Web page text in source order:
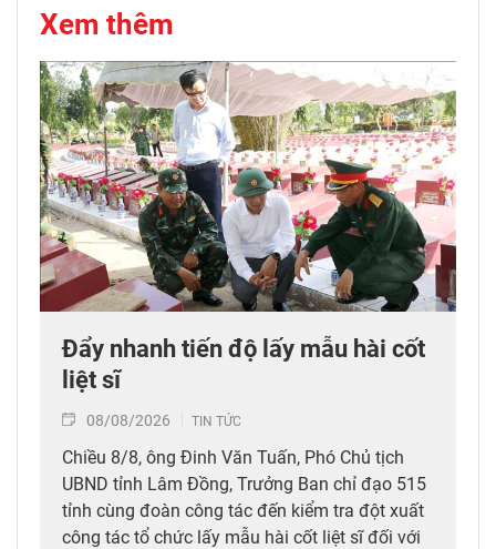
Xem thêm
Đẩy nhanh tiến độ lấy mẫu hài cốt
liệt sĩ
08/08/2026 TIN TỨC
Chiều 8/8, ông Đinh Văn Tuấn, Phó Chủ tịch
UBND tỉnh Lâm Đồng, Trưởng Ban chỉ đạo 515
tỉnh cùng đoàn công tác đến kiểm tra đột xuất
công tác tổ chức lấy mẫu hài cốt liệt sĩ đối với